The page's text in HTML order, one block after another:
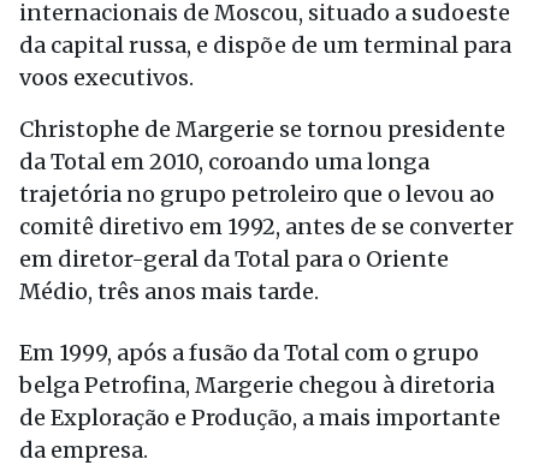
internacionais de Moscou, situado a sudoeste
da capital russa, e dispõe de um terminal para
voos executivos.
Christophe de Margerie se tornou presidente
da Total em 2010, coroando uma longa
trajetória no grupo petroleiro que o levou ao
comitê diretivo em 1992, antes de se converter
em diretor-geral da Total para o Oriente
Médio, três anos mais tarde.
Em 1999, após a fusão da Total com o grupo
belga Petrofina, Margerie chegou à diretoria
de Exploração e Produção, a mais importante
da empresa.